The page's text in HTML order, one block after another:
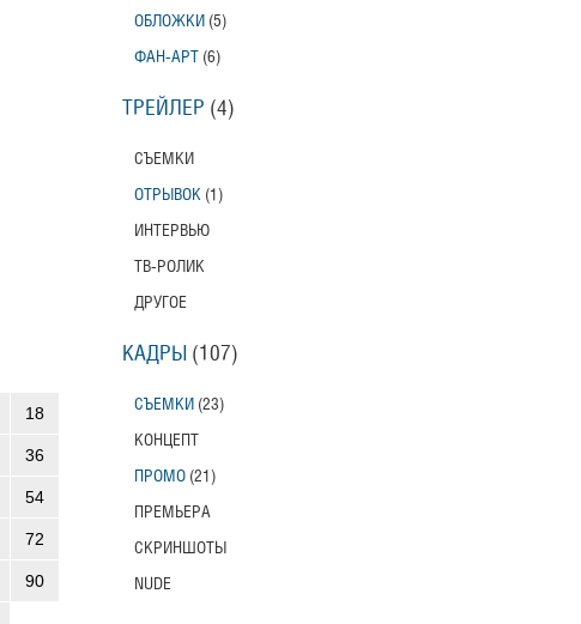
18
36
54
72
90
ОБЛОЖКИ (5)
ФАН-АРТ (6)
ТРЕЙЛЕР (4)
СЪЕМКИ
ОТРЫВОК (1)
ИНТЕРВЬЮ
ТВ-РОЛИК
ДРУГОЕ
КАДРЫ (107)
СЪЕМКИ (23)
КОНЦЕПТ
ПРОМО (21)
ПРЕМЬЕРА
СКРИНШОТЫ
NUDE